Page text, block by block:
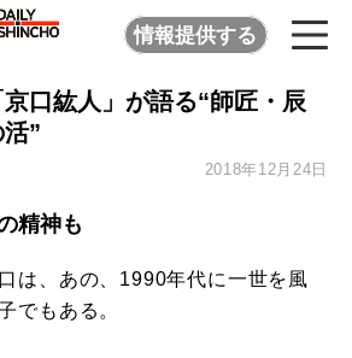
情報提供する
口紘人」が語る“師匠・辰
”
2018年12月24日
精神も
は、あの、1990年代に一世を風
でもある。